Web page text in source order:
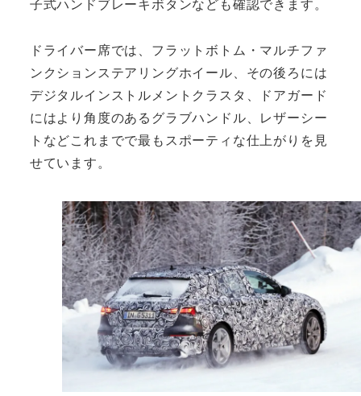
子式ハンドブレーキボタンなども確認できます。
ドライバー席では、フラットボトム・マルチファ
ンクションステアリングホイール、その後ろには
デジタルインストルメントクラスタ、ドアガード
にはより角度のあるグラブハンドル、レザーシー
トなどこれまでで最もスポーティな仕上がりを見
せています。